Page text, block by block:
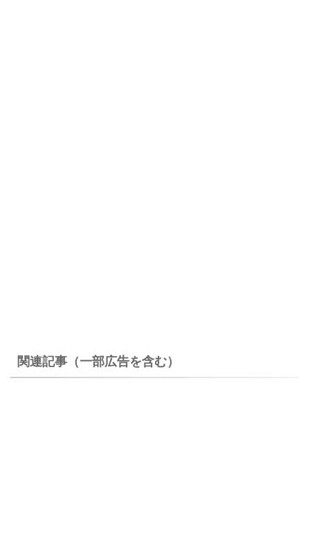
関連記事（一部広告を含む）